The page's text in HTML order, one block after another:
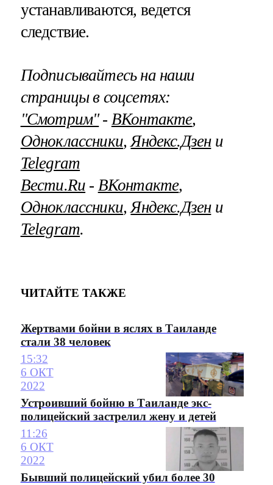
устанавливаются, ведется
следствие.
Подписывайтесь на наши
страницы в соцсетях:
"Смотрим"‐ ВКонтакте,
Одноклассники,Яндекс.Дзени
Telegram
Вести.Ru ‐ ВКонтакте,
Одноклассники,Яндекс.Дзени
Telegram.
ЧИТАЙТЕ ТАКЖЕ
Жертвами бойни в яслях в Таиланде
стали 38 человек
15:32
6 ОКТ
2022
Устроивший бойню в Таиланде экс-
полицейский застрелил жену и детей
11:26
6 ОКТ
2022
Бывший полицейский убил более 30